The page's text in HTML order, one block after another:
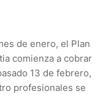
de enero, el Plan
comienza a cobrar
13 de febrero,
profesionales se